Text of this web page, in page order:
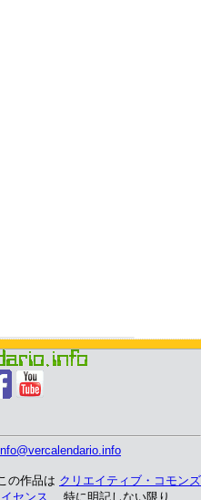
の作品は クリエイティブ・コモンズ
センス 、 特に明記しない限り.